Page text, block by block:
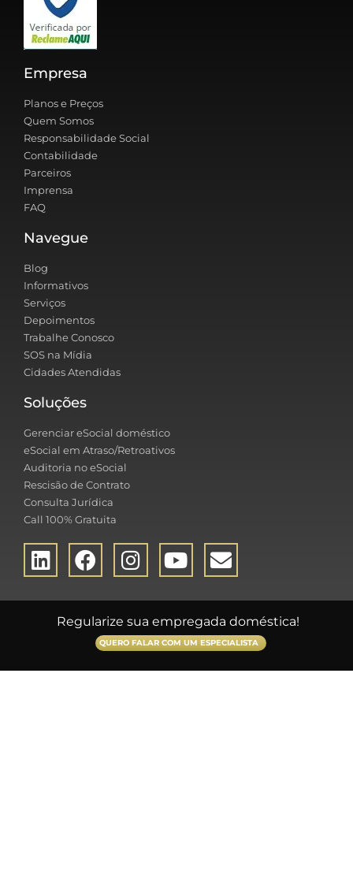
Empresa
Planos e Preços
Quem Somos
Responsabilidade Social
Contabilidade
Parceiros
Imprensa
FAQ
Navegue
Blog
Informativos
Serviços
Depoimentos
Trabalhe Conosco
SOS na Mídia
Cidades Atendidas
Soluções
Gerenciar eSocial doméstico
eSocial em Atraso/Retroativos
Auditoria no eSocial
Rescisão de Contrato
Consulta Jurídica
Call 100% Gratuita
Regularize sua empregada doméstica!
QUERO FALAR COM UM ESPECIALISTA